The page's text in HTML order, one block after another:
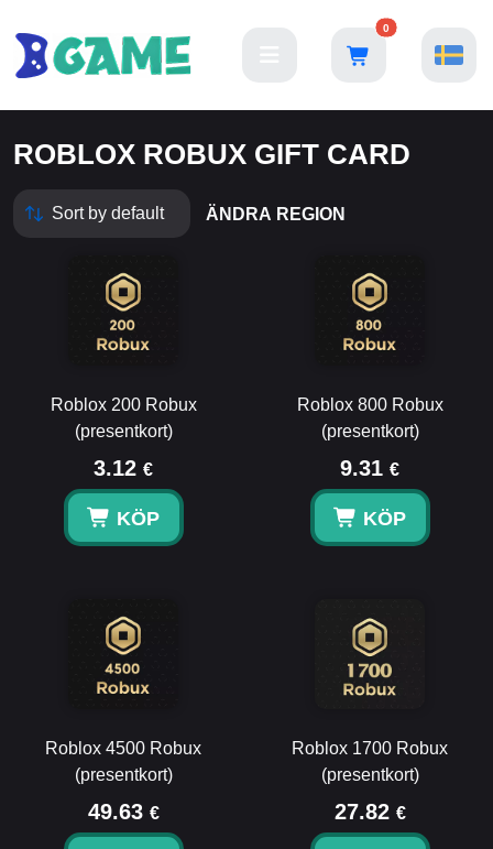
0
ROBLOX ROBUX GIFT CARD
ÄNDRA REGION
Roblox 200 Robux
(presentkort)
3.12 €
KÖP
Roblox 800 Robux
(presentkort)
9.31 €
KÖP
Roblox 4500 Robux
(presentkort)
49.63 €
Roblox 1700 Robux
(presentkort)
27.82 €